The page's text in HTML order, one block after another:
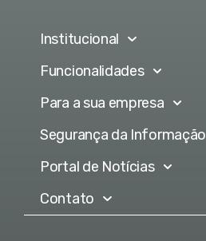
Institucional
Funcionalidades
Para a sua empresa
Segurança da Informação
Portal de Notícias
Contato